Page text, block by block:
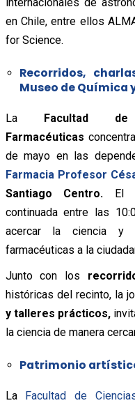
en Chile, entre ellos
for Science.
Recorridos,
Museo de Química
La Facultad
Farmacéuticas
de mayo en las
Farmacia Profesor
Santiago Centro. El
continuada entre las
acercar la ciencia y
farmacéuticas a la
Junto con los
históricas del recinto, la
y talleres prácticos,
la ciencia de manera
Patrimonio
La Facultad de